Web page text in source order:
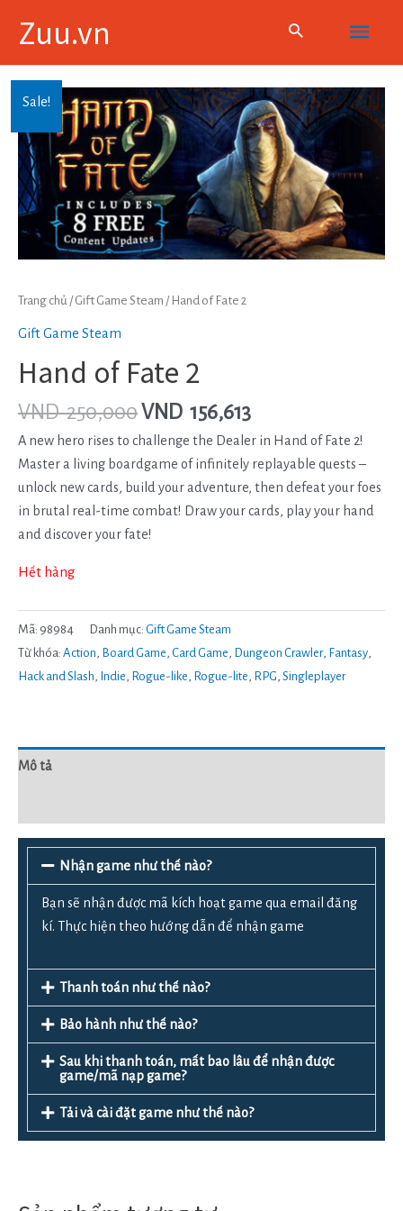
Zuu.vn
Main
Menu
Sale!
Trang chủ /Gift Game Steam / Hand of Fate 2
Gift Game Steam
Hand of Fate 2
VND250,000VND 156,613
A new hero rises to challenge the Dealer in Hand of Fate 2!
Master a living boardgame of infinitely replayable quests –
unlock new cards, build your adventure, then defeat your foes
in brutal real-time combat! Draw your cards, play your hand
and discover your fate!
Hết hàng
Mã: 98984 Danh mục: Gift Game Steam
Từ khóa: Action Board Game Card Game Dungeon Crawler, Fantasy
Hack and Slash Indie Rogue-like Rogue-lite RPG Singleplayer
Mô tả
Nhận game như thế nào?
Bạn sẽ nhận được mã kích hoạt game qua email đăng
kí. Thực hiện theo hướng dẫn để nhận game
Thanh toán như thế nào?
Bảo hành như thế nào?
Sau khi thanh toán, mất bao lâu để nhận được
game/mã nạp game?
Tải và cài đặt game như thế nào?